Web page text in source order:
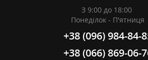
З 9:00 до 18:00
Понеділок - П'ятниця
+38 (096) 984-84-
+38 (066) 869-06-